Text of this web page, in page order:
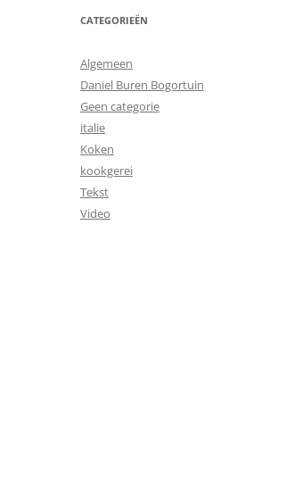
CATEGORIEËN
Algemeen
Daniel Buren Bogortuin
Geen categorie
italie
Koken
kookgerei
Tekst
Video